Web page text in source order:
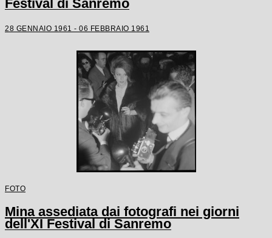
Festival di Sanremo
28 GENNAIO 1961 - 06 FEBBRAIO 1961
FOTO
Mina assediata dai fotografi nei giorni
dell'XI Festival di Sanremo